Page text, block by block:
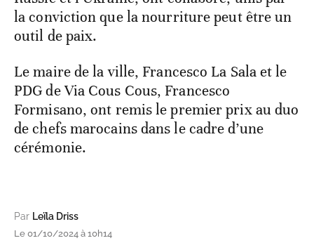
la conviction que la nourriture peut être un
outil de paix.
Le maire de la ville, Francesco La Sala et le
PDG de Via Cous Cous, Francesco
Formisano, ont remis le premier prix au duo
de chefs marocains dans le cadre d’une
cérémonie.
Par Leïla Driss
Le 01/10/2024 à 10h14